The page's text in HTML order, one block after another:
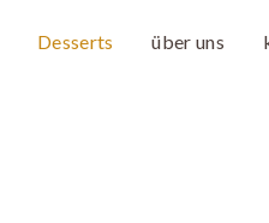
Desserts über uns